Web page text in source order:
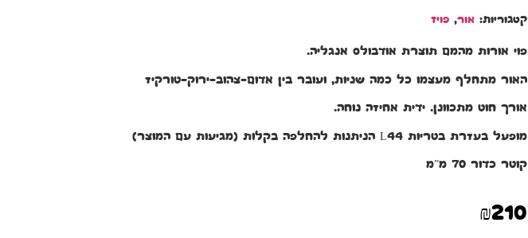
קטגוריות: אור, פויז
פוי אורות מהמם תוצרת אודבולס אנגליה.
האור מתחלף מעצמו כל כמה שניות, ועובר בין אדום-צהוב-ירוק-טורקיז
אורך חוט מתכוונן. ידית אחיזה נוחה.
מופעל בעזרת בטריות L44 הניתנות להחלפה בקלות (מגיעות עם המוצר)
קוטר כדור 70 מ”מ
₪210